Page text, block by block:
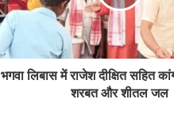
भगवा लिबास में राजेश दीक्षित सहित
शरबत और शीतल जल